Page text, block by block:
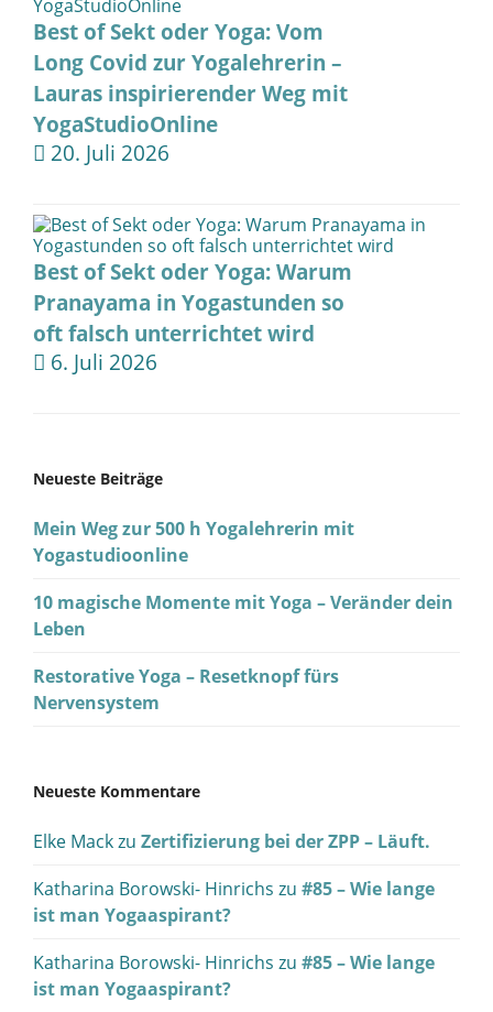
Best of Sekt oder Yoga: Vom
Long Covid zur Yogalehrerin –
Lauras inspirierender Weg mit
YogaStudioOnline
20. Juli 2026
Best of Sekt oder Yoga: Warum
Pranayama in Yogastunden so
oft falsch unterrichtet wird
6. Juli 2026
Neueste Beiträge
Mein Weg zur 500 h Yogalehrerin mit
Yogastudioonline
10 magische Momente mit Yoga – Veränder dein
Leben
Restorative Yoga – Resetknopf fürs
Nervensystem
Neueste Kommentare
Elke Mackzu Zertifizierung bei der ZPP – Läuft.
Katharina Borowski- Hinrichs zu #85 – Wie lange
ist man Yogaaspirant?
Katharina Borowski- Hinrichs zu #85 – Wie lange
ist man Yogaaspirant?